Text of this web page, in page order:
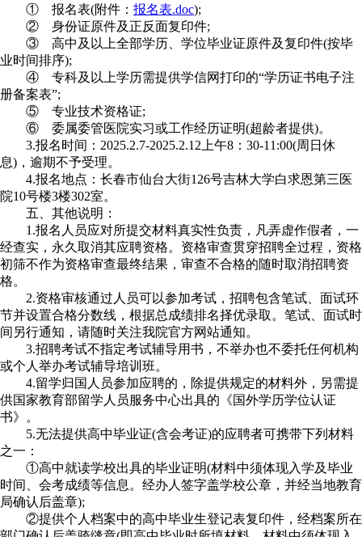
① 报名表(附件： 报名表.doc);
② 身份证原件及正反面复印件;
③ 高中及以上全部学历、学位毕业证原件及复印件(按毕
业时间排序);
④ 专科及以上学历需提供学信网打印的“学历证书电子注
册备案表”;
⑤ 专业技术资格证;
⑥ 委属委管医院实习或工作经历证明(超龄者提供)。
3.报名时间：2025.2.7-2025.2.12上午8：30-11:00(周日休
息)，逾期不予受理。
4.报名地点：长春市仙台大街126号吉林大学白求恩第三医
院10号楼3楼302室。
五、其他说明：
1.报名人员应对所提交材料真实性负责，凡弄虚作假者，一
经查实，永久取消其应聘资格。资格审查贯穿招聘全过程，资格
初筛不作为资格审查最终结果，审查不合格的随时取消招聘资
格。
2.资格审核通过人员可以参加考试，招聘包含笔试、面试环
节并设置合格分数线，根据总成绩排名择优录取。笔试、面试时
间另行通知，请随时关注我院官方网站通知。
3.招聘考试不指定考试辅导用书，不举办也不委托任何机构
或个人举办考试辅导培训班。
4.留学归国人员参加应聘的，除提供规定的材料外，另需提
供国家教育部留学人员服务中心出具的《国外学历学位认证
书》。
5.无法提供高中毕业证(含会考证)的应聘者可携带下列材料
之一：
①高中就读学校出具的毕业证明(材料中须体现入学及毕业
时间、会考成绩等信息。经办人签字盖学校公章，并经当地教育
局确认后盖章);
②提供个人档案中的高中毕业生登记表复印件，经档案所在